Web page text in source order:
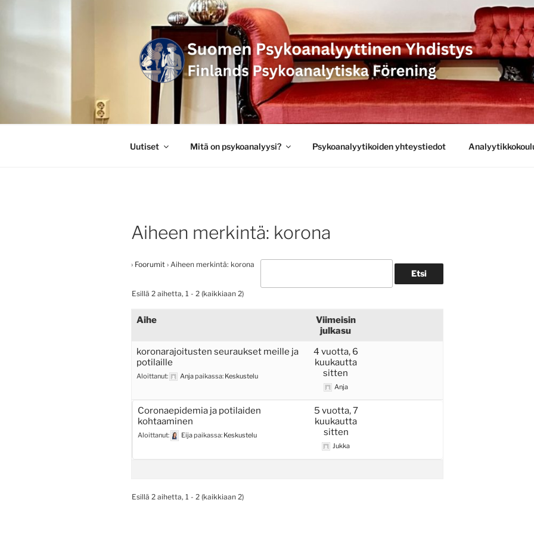
SUOMEN
FINLANDS PSYKOANALYTISKA
Uutiset Mitä on psykoanalyysi? Psykoanalyytikoiden yhteystiedot
Aiheen merkintä: korona
› Foorumit › Aiheen merkintä: korona
Esillä 2 aihetta, 1 - 2 (kaikkiaan 2)
Aihe
Viimeisin
julkasu
koronarajoitusten seuraukset meille ja
potilaille
Aloittanut: Anjapaikassa: Keskustelu
4 vuotta, 6
kuukautta
sitten
Anja
Coronaepidemia ja potilaiden
kohtaaminen
Aloittanut: Eijapaikassa: Keskustelu
5 vuotta, 7
kuukautta
sitten
Jukka
Esillä 2 aihetta, 1 - 2 (kaikkiaan 2)